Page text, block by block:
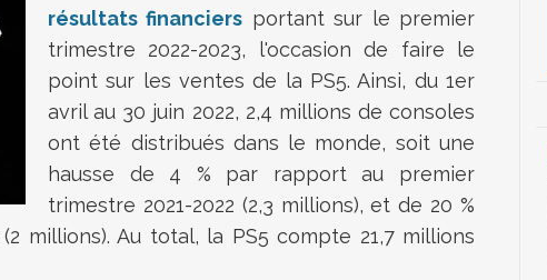
résultats financiers portant sur le premier
trimestre 2022-2023, l'occasion de faire le
point sur les ventes de la PS5. Ainsi, du 1er
avril au 30 juin 2022, 2,4 millions de consoles
ont été distribués dans le monde, soit une
hausse de 4 % par rapport au premier
trimestre 2021-2022 (2,3 millions), et de 20 %
millions). Au total, la PS5 compte 21,7 millions